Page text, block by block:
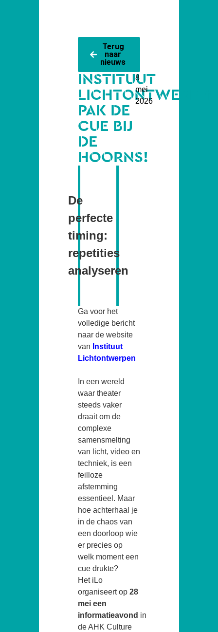
Terug
naar
nieuws
INSTITUUT
PAK DE
CUE BIJ
DE
HOORNS!
8
mei
2026
De
perfecte
timing:
repetities
analyseren
Ga voor het
volledige bericht
naar de website
van Instituut
Lichtontwerpen
In een wereld
waar theater
steeds vaker
draait om de
complexe
samensmelting
van licht, video en
techniek, is een
feilloze
afstemming
essentieel. Maar
hoe achterhaal je
in de chaos van
een doorloop wie
er precies op
welk moment een
cue drukte?
Het iLo
organiseert op 28
mei een
informatieavond in
de AHK Culture